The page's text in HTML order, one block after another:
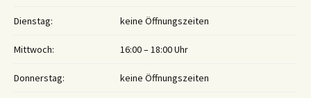
Dienstag: keine Öffnungszeiten
Mittwoch: 16:00 – 18:00 Uhr
Donnerstag: keine Öffnungszeiten